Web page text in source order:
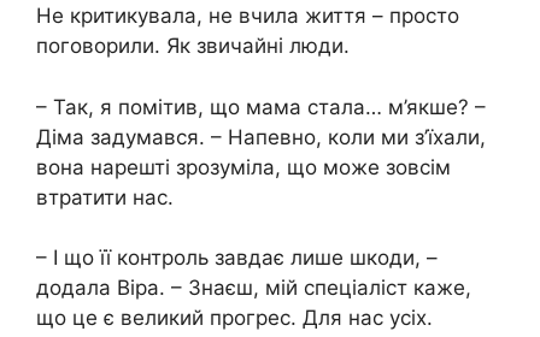
Не критикувала, не вчила життя – просто
поговорили. Як звичайні люди.
– Так, я помітив, що мама стала… м’якше? –
Діма задумався. – Напевно, коли ми з’їхали,
вона нарешті зрозуміла, що може зовсім
втратити нас.
– І що її контроль завдає лише шкоди, –
додала Віра. – Знаєш, мій спеціаліст каже,
що це є великий прогрес. Для нас усіх.